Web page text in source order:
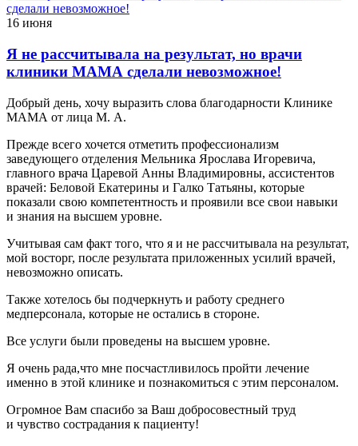
16 июня
Я не рассчитывала на результат, но врачи
клиники МАМА сделали невозможное!
Добрый день, хочу выразить слова благодарности Клинике
МАМА от лица М. А.
Прежде всего хочется отметить профессионализм
заведующего отделения Мельника Ярослава Игоревича,
главного врача Царевой Анны Владимировны, ассистентов
врачей: Беловой Екатерины и Галко Татьяны, которые
показали свою компетентность и проявили все свои навыки
и знания на высшем уровне.
Учитывая сам факт того, что я и не рассчитывала на результат,
мой восторг, после результата приложенных усилий врачей,
невозможно описать.
Также хотелось бы подчеркнуть и работу среднего
медперсонала, которые не остались в стороне.
Все услуги были проведены на высшем уровне.
Я очень рада,что мне посчастливилось пройти лечение
именно в этой клинике и познакомиться с этим персоналом.
Огромное Вам спасибо за Ваш добросовестный труд
и чувство сострадания к пациенту!